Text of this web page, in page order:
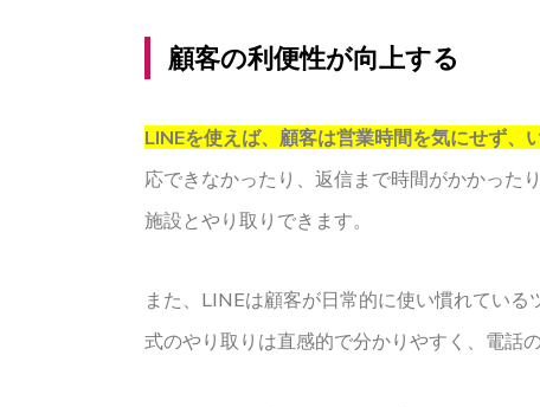
顧客の利便性が向上する
LINEを使えば、顧客は営業時間を気にせず、
応できなかったり、返信まで時間がかかった
施設とやり取りできます。
また、LINEは顧客が日常的に使い慣れてい
式のやり取りは直感的で分かりやすく、電話